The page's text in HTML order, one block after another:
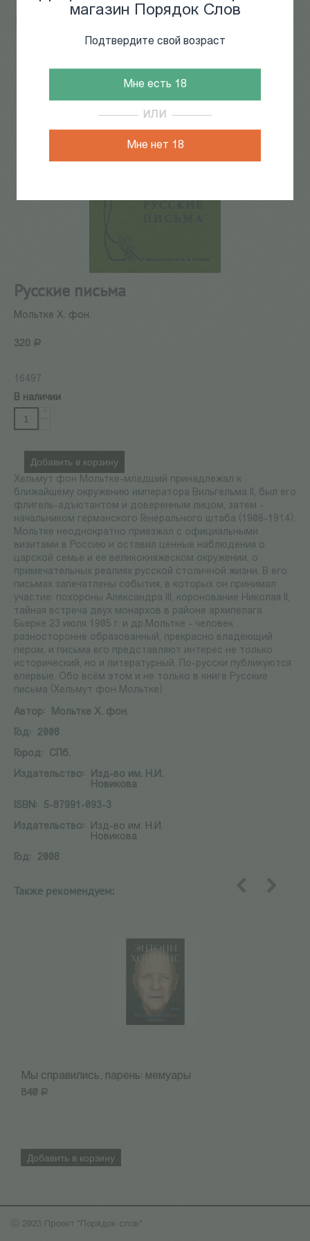
магазин Порядок Слов
Подтвердите свой возраст
Мне есть 18
ИЛИ
Мне нет 18
Русские письма
Русские письма
Мольтке Х. фон.
320 Р
16497
В наличии
Добавить в корзину
Хельмут фон Мольтке-младший принадлежал к
ближайшему окружению императора Вильгельма II, был его
флигель-адъютантом и доверенным лицом, затем -
начальником германского Генерального штаба (1906-1914).
Мольтке неоднократно приезжал с официальными
визитами в Россию и оставил ценные наблюдения о
царской семье и ее великокняжеском окружении, о
примечательных реалиях русской столичной жизни. В его
письмах запечатлены события, в которых он принимал
участие: похороны Александра III, коронование Николая II,
тайная встреча двух монархов в районе архипелага
Бьерке 23 июля 1905 г. и др.Мольтке - человек
разносторонне образованный, прекрасно владеющий
пером, и письма его представляют интерес не только
исторический, но и литературный. По-русски публикуются
впервые. Обо всём этом и не только в книге Русские
письма (Хельмут фон Мольтке)
Автор:
Мольтке Х. фон.
Год:
2008
Город:
СПб.
Издательство:
Изд-во им. Н.И.
Новикова
ISBN:
5-87991-093-3
Издательство:
Изд-во им. Н.И.
Новикова
Год:
2008
Также рекомендуем:
Мы справились, парень: мемуары
840 Р
Добавить в корзину
ⓒ 2023 Проект "Порядок слов"